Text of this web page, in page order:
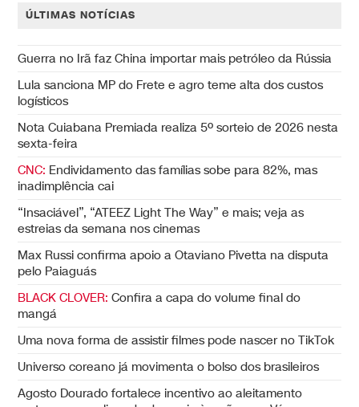
ÚLTIMAS NOTÍCIAS
Guerra no Irã faz China importar mais petróleo da Rússia
Lula sanciona MP do Frete e agro teme alta dos custos
logísticos
Nota Cuiabana Premiada realiza 5º sorteio de 2026 nesta
sexta-feira
CNC: Endividamento das famílias sobe para 82%, mas
inadimplência cai
“Insaciável”, “ATEEZ Light The Way” e mais; veja as
estreias da semana nos cinemas
Max Russi confirma apoio a Otaviano Pivetta na disputa
pelo Paiaguás
BLACK CLOVER: Confira a capa do volume final do
mangá
Uma nova forma de assistir filmes pode nascer no TikTok
Universo coreano já movimenta o bolso dos brasileiros
Agosto Dourado fortalece incentivo ao aleitamento